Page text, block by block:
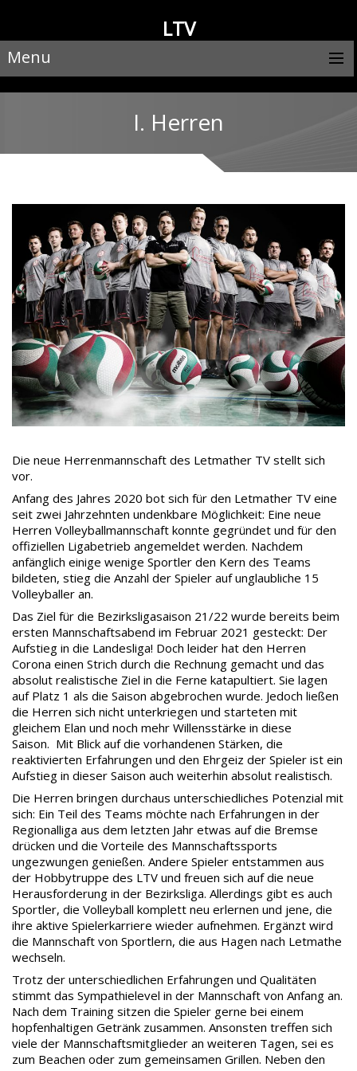
LTV
Menu
I. Herren
Die neue Herrenmannschaft des Letmather TV stellt sich
vor.
Anfang des Jahres 2020 bot sich für den Letmather TV eine
seit zwei Jahrzehnten undenkbare Möglichkeit: Eine neue
Herren Volleyballmannschaft konnte gegründet und für den
offiziellen Ligabetrieb angemeldet werden. Nachdem
anfänglich einige wenige Sportler den Kern des Teams
bildeten, stieg die Anzahl der Spieler auf unglaubliche 15
Volleyballer an.
Das Ziel für die Bezirksligasaison 21/22 wurde bereits beim
ersten Mannschaftsabend im Februar 2021 gesteckt: Der
Aufstieg in die Landesliga! Doch leider hat den Herren
Corona einen Strich durch die Rechnung gemacht und das
absolut realistische Ziel in die Ferne katapultiert. Sie lagen
auf Platz 1 als die Saison abgebrochen wurde. Jedoch ließen
die Herren sich nicht unterkriegen und starteten mit
gleichem Elan und noch mehr Willensstärke in diese
Saison. Mit Blick auf die vorhandenen Stärken, die
reaktivierten Erfahrungen und den Ehrgeiz der Spieler ist ein
Aufstieg in dieser Saison auch weiterhin absolut realistisch.
Die Herren bringen durchaus unterschiedliches Potenzial mit
sich: Ein Teil des Teams möchte nach Erfahrungen in der
Regionalliga aus dem letzten Jahr etwas auf die Bremse
drücken und die Vorteile des Mannschaftssports
ungezwungen genießen. Andere Spieler entstammen aus
der Hobbytruppe des LTV und freuen sich auf die neue
Herausforderung in der Bezirksliga. Allerdings gibt es auch
Sportler, die Volleyball komplett neu erlernen und jene, die
ihre aktive Spielerkarriere wieder aufnehmen. Ergänzt wird
die Mannschaft von Sportlern, die aus Hagen nach Letmathe
wechseln.
Trotz der unterschiedlichen Erfahrungen und Qualitäten
stimmt das Sympathielevel in der Mannschaft von Anfang an.
Nach dem Training sitzen die Spieler gerne bei einem
hopfenhaltigen Getränk zusammen. Ansonsten treffen sich
viele der Mannschaftsmitglieder an weiteren Tagen, sei es
zum Beachen oder zum gemeinsamen Grillen. Neben den